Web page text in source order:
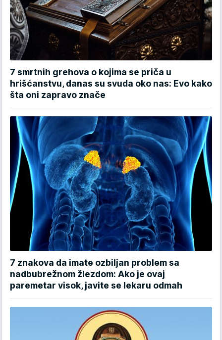
7 smrtnih grehova o kojima se priča u
hrišćanstvu, danas su svuda oko nas: Evo kako
šta oni zapravo znače
7 znakova da imate ozbiljan problem sa
nadbubrežnom žlezdom: Ako je ovaj
paremetar visok, javite se lekaru odmah